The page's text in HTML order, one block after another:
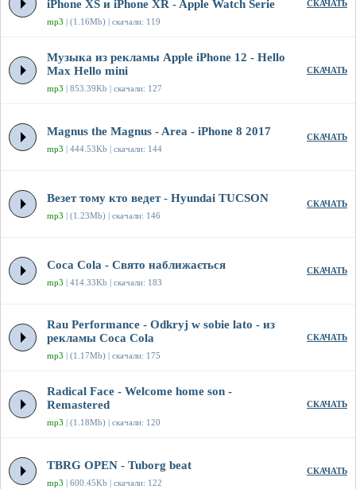
iPhone XS и iPhone XR - Apple Watch Serie
mp3 | (1.16Mb) | скачали: 119
СКАЧАТЬ
Музыка из рекламы Apple iPhone 12 - Hello
Max Hello mini
mp3 | 853.39Kb | скачали: 127
СКАЧАТЬ
Magnus the Magnus - Area - iPhone 8 2017
mp3 | 444.53Kb | скачали: 144
СКАЧАТЬ
Везет тому кто ведет - Hyundai TUCSON
mp3 | (1.23Mb) | скачали: 146
СКАЧАТЬ
Coca Cola - Свято наближається
mp3 | 414.33Kb | скачали: 183
СКАЧАТЬ
Rau Performance - Odkryj w sobie lato - из
рекламы Coca Cola
mp3 | (1.17Mb) | скачали: 175
СКАЧАТЬ
Radical Face - Welcome home son -
Remastered
mp3 | (1.18Mb) | скачали: 120
СКАЧАТЬ
TBRG OPEN - Tuborg beat
mp3 | 600.45Kb | скачали: 122
СКАЧАТЬ